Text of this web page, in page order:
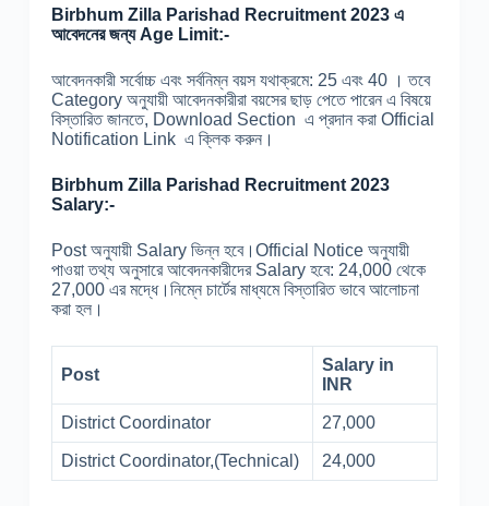
Birbhum Zilla Parishad Recruitment 2023 এ
আবেদনের জন্য Age Limit:-
আবেদনকারী সর্বোচ্চ এবং সর্বনিম্ন বয়স যথাক্রমে: 25 এবং 40 । তবে
Category অনুযায়ী আবেদনকারীরা বয়সের ছাড় পেতে পারেন এ বিষয়ে
বিস্তারিত জানতে, Download Section এ প্রদান করা Official
Notification Link এ ক্লিক করুন।
Birbhum Zilla Parishad Recruitment 2023
Salary:-
Post অনুযায়ী Salary ভিন্ন হবে।Official Notice অনুযায়ী
পাওয়া তথ্য অনুসারে আবেদনকারীদের Salary হবে: 24,000 থেকে
27,000 এর মদ্ধে।নিম্নে চার্টের মাধ্যমে বিস্তারিত ভাবে আলোচনা
করা হল।
Post
Salary in
INR
District Coordinator 27,000
District Coordinator,(Technical) 24,000